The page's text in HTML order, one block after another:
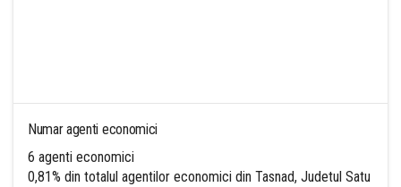
Numar agenti economici
6 agenti economici
0,81% din totalul agentilor economici din Tasnad, Judetul Satu